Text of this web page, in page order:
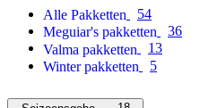
Alle Pakketten
54
Meguiar's pakketten
36
Valma pakketten
13
Winter pakketten
5